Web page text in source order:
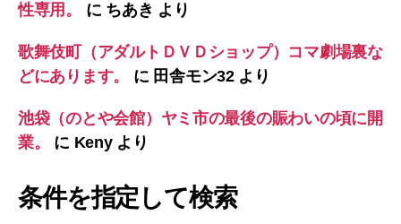
性専用。
に ちあき より
歌舞伎町（アダルトＤＶＤショップ）コマ劇場裏な
どにあります。
に 田舎モン32より
池袋（のとや会館）ヤミ市の最後の賑わいの頃に開
業。
に Kenyより
条件を指定して検索